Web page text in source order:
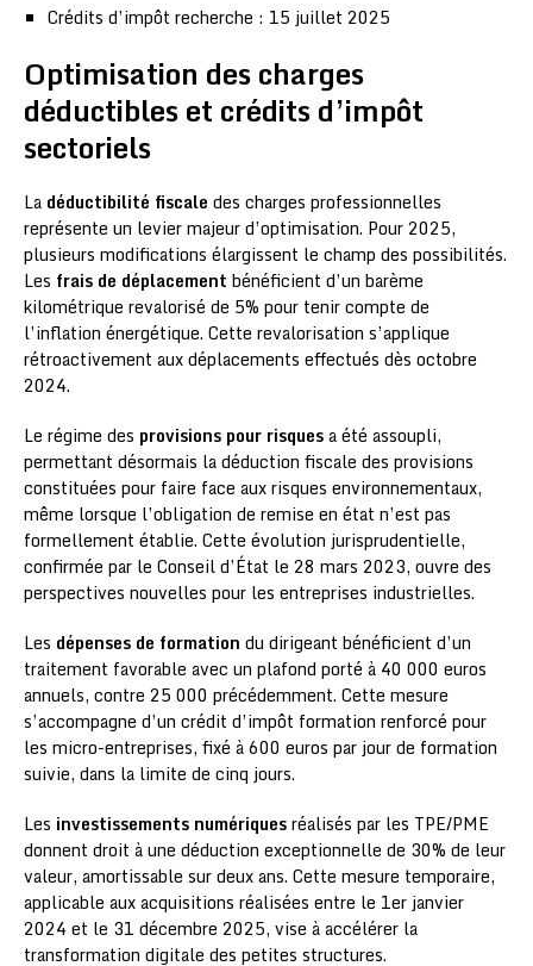
Crédits d’impôt recherche : 15 juillet 2025
Optimisation des charges
déductibles et crédits d’impôt
sectoriels
La déductibilité fiscale des charges professionnelles
représente un levier majeur d’optimisation. Pour 2025,
plusieurs modifications élargissent le champ des possibilités.
Les frais de déplacement bénéficient d’un barème
kilométrique revalorisé de 5% pour tenir compte de
l’inflation énergétique. Cette revalorisation s’applique
rétroactivement aux déplacements effectués dès octobre
2024.
Le régime des provisions pour risquesa été assoupli,
permettant désormais la déduction fiscale des provisions
constituées pour faire face aux risques environnementaux,
même lorsque l’obligation de remise en état n’est pas
formellement établie. Cette évolution jurisprudentielle,
confirmée par le Conseil d’État le 28 mars 2023, ouvre des
perspectives nouvelles pour les entreprises industrielles.
Les dépenses de formation du dirigeant bénéficient d’un
traitement favorable avec un plafond porté à 40 000 euros
annuels, contre 25 000 précédemment. Cette mesure
s’accompagne d’un crédit d’impôt formation renforcé pour
les micro-entreprises, fixé à 600 euros par jour de formation
suivie, dans la limite de cinq jours.
Les investissements numériquesréalisés par les TPE/PME
donnent droit à une déduction exceptionnelle de 30% de leur
valeur, amortissable sur deux ans. Cette mesure temporaire,
applicable aux acquisitions réalisées entre le 1er janvier
2024 et le 31 décembre 2025, vise à accélérer la
transformation digitale des petites structures.